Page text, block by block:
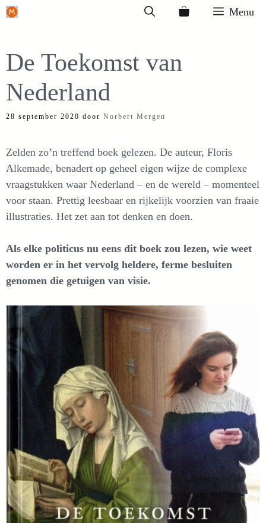
Ga
inhoud
Menu
De Toekomst van
Nederland
28 september 2020 door Norbert Mergen
Zelden zo’n treffend boek gelezen. De auteur, Floris
Alkemade, benadert op geheel eigen wijze de complexe
vraagstukken waar Nederland – en de wereld – momenteel
voor staan. Prettig leesbaar en rijkelijk voorzien van fraaie
illustraties. Het zet aan tot denken en doen.
Als elke politicus nu eens dit boek zou lezen, wie weet
worden er in het vervolg heldere, ferme besluiten
genomen die getuigen van visie.